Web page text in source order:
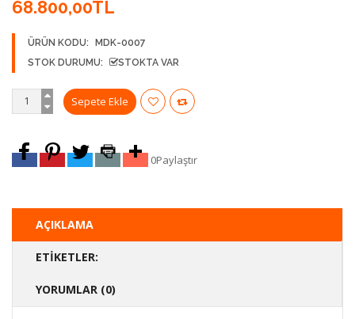
68.800,00TL
ÜRÜN KODU:
MDK-0007
STOK DURUMU:
STOKTA VAR
0Paylaştır
AÇIKLAMA
ETIKETLER:
YORUMLAR (0)